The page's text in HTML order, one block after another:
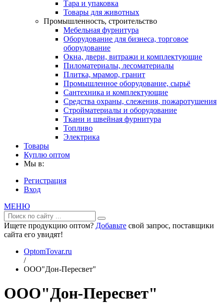
Тара и упаковка
Товары для животных
Промышленность, строительство
Мебельная фурнитура
Оборудование для бизнеса, торговое
оборудование
Окна, двери, витражи и комплектующие
Пиломатериалы, лесоматериалы
Плитка, мрамор, гранит
Промышленное оборудование, сырьё
Сантехника и комплектующие
Средства охраны, слежения, пожаротушения
Стройматериалы и оборудование
Ткани и швейная фурнитура
Топливо
Электрика
Товары
Куплю оптом
Мы в:
Регистрация
Вход
МЕНЮ
Ищете продукцию оптом? Добавьте свой запрос, поставщики
сайта его увидят!
OptomTovar.ru
/
ООО"Дон-Пересвет"
ООО"Дон-Пересвет"